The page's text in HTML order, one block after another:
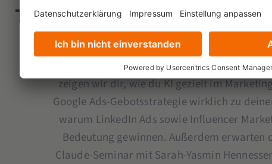
Themen der aktuellen
Wusstest du, dass die richtigen KI-Tools heute
als ein zusätzlicher Arbeitstag pro Woche?
zeigen wir dir, wie du KI gezielt im
Google Ads-Gebotsstrategie wirklich zu
warum LinkedIn Ads sowie Influencer
Bedeutung gewinnen. Außerdem erwarten
Claude-Seminar mit Sarah-Yasmin